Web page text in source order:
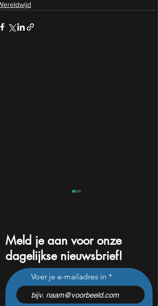
Dit ene cijfer kan na een
koersval van 50% alles
veranderen
Meld je aan voor onze
dagelijkse nieuwsbrief!
Voer je e-mailadres in